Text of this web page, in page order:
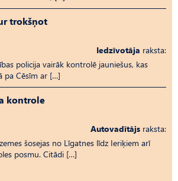
trokšņot
Iedzīvotāja raksta:
policija vairāk kontrolē jauniešus, kas
pa Cēsīm ar […]
kontrole
Autovadītājs raksta:
šosejas no Līgatnes līdz Ieriķiem arī
posmu. Citādi […]